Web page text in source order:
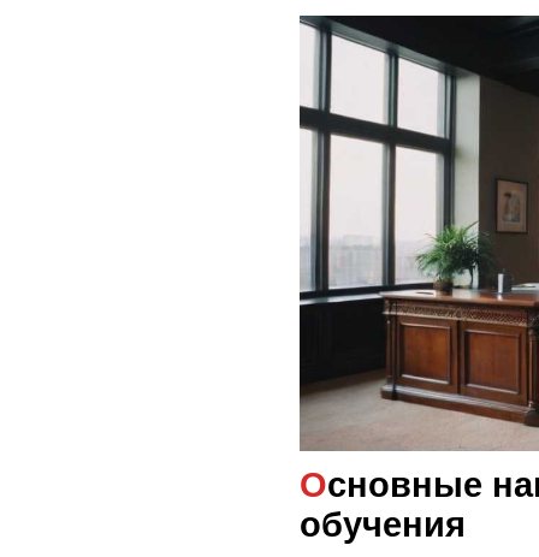
Основные направления
обучения